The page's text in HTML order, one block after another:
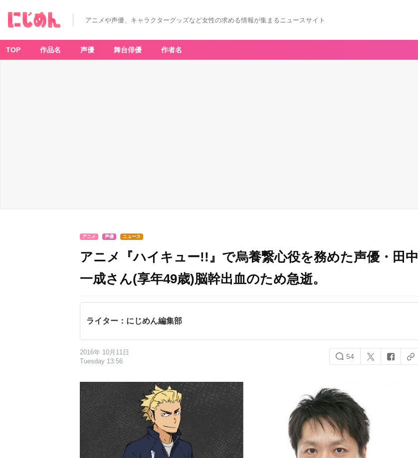
アニメや声優、キャラクターグッズなど女性の求める情報が集まるニュースサイト
TOP 作品名 声優 舞台俳優 作者名
アニメ 声優 ニュース
アニメ『ハイキュー!!』で烏養繋心役を務めた声優・田中
一成さん(享年49歳)脳幹出血のため急逝。
ライター：にじめん編集部
2016年 10月11日
Tuesday 13:56
54